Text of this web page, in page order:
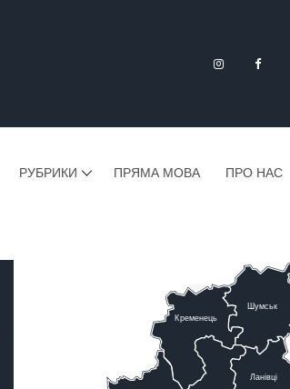
РУБРИКИ ПРЯМА МОВА ПРО НАС
Ланівці
Шумськ
Кременець